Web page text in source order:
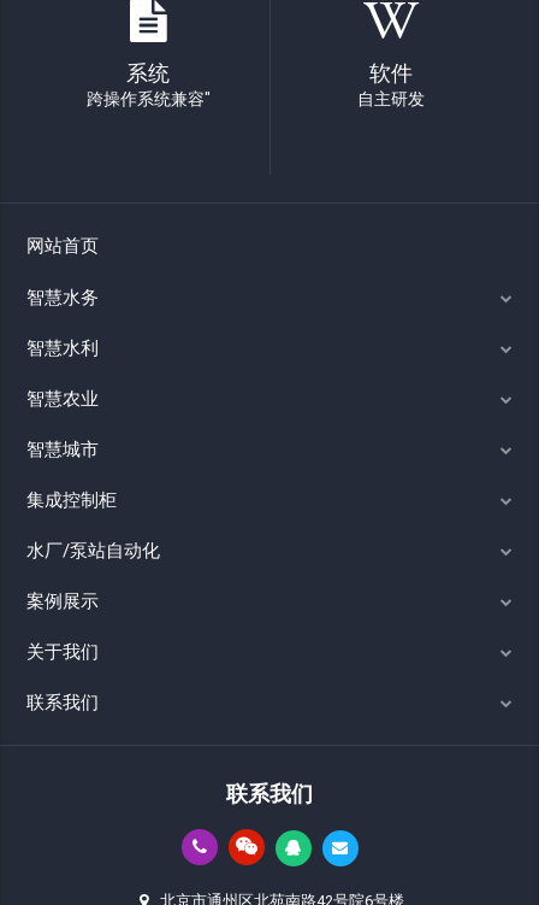
系统
跨操作系统兼容"
软件
自主研发
网站首页
智慧水务
智慧水利
智慧农业
智慧城市
集成控制柜
水厂/泵站自动化
案例展示
关于我们
联系我们
联系我们
北京市通州区北苑南路42号院6号楼